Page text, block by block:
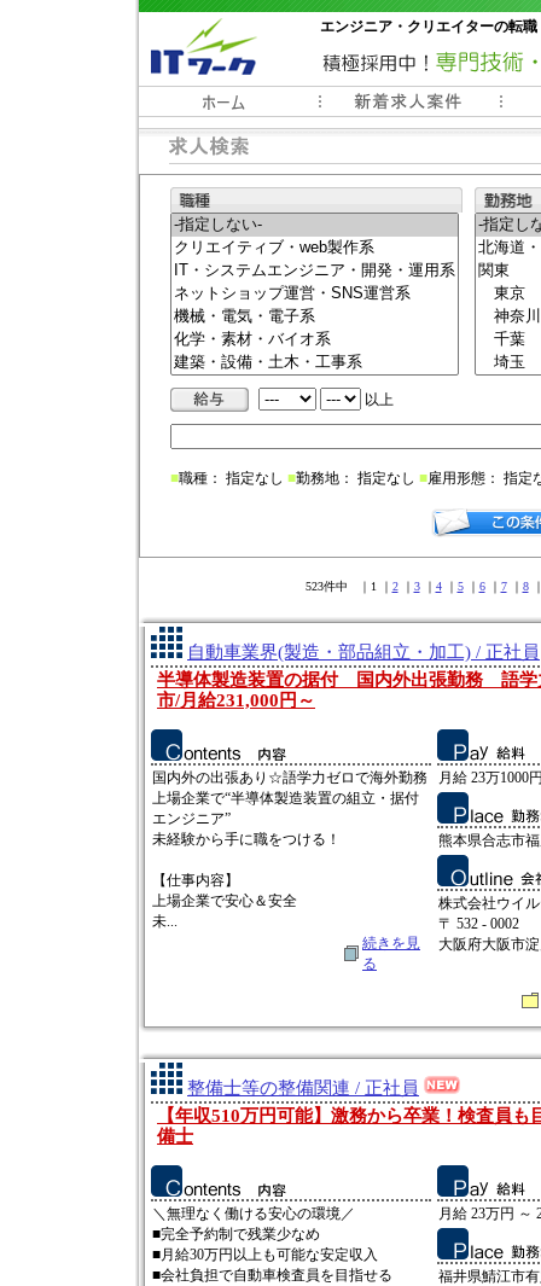
エンジニア・クリエイターの転
常時3000件以上の求人情報掲載中
以上
■職種： 指定なし ■勤務地： 指定なし ■雇用形態： 指定
523件中 ｜1 ｜ 2｜ 3｜ 4｜ 5｜ 6｜ 7｜ 8
自動車業界(製造・部品組立・加工) / 正社員
半導体製造装置の据付 国内外出張勤務 語学
市/月給231,000円～
国内外の出張あり☆語学力ゼロで海外勤務
上場企業で“半導体製造装置の組立・据付
エンジニア”
未経験から手に職をつける！
【仕事内容】
上場企業で安心＆安全
未...
続きを見
る
月給 23万1000
熊本県合志市
株式会社ウイ
〒 532 - 0002
大阪府大阪市
整備士等の整備関連 / 正社員
【年収510万円可能】激務から卒業！検査員も
備士
＼無理なく働ける安心の環境／
■完全予約制で残業少なめ
■月給30万円以上も可能な安定収入
■会社負担で自動車検査員を目指せる
月給 23万円 ～
福井県鯖江市